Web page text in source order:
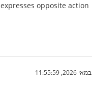
expresses opposite action